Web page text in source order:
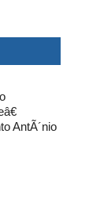
AntÃ´nio